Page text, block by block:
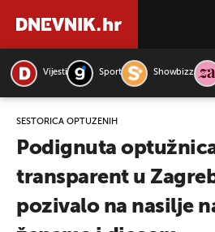
Vijesti Sport Showbizz
ŠESTORICA OPTUŽENIH
Podignuta
transparent u
pozivalo na nasilje
PRETRAŽITE VIJESTI